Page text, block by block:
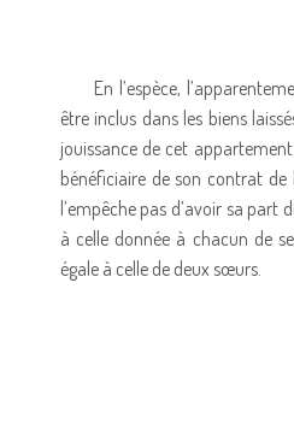
En l’espèce,
être inclus dans les biens
jouissance de cet
bénéficiaire de son contrat
l’empêche pas d’avoir sa part
à celle donnée à chacun de
égale à celle de deux sœurs.